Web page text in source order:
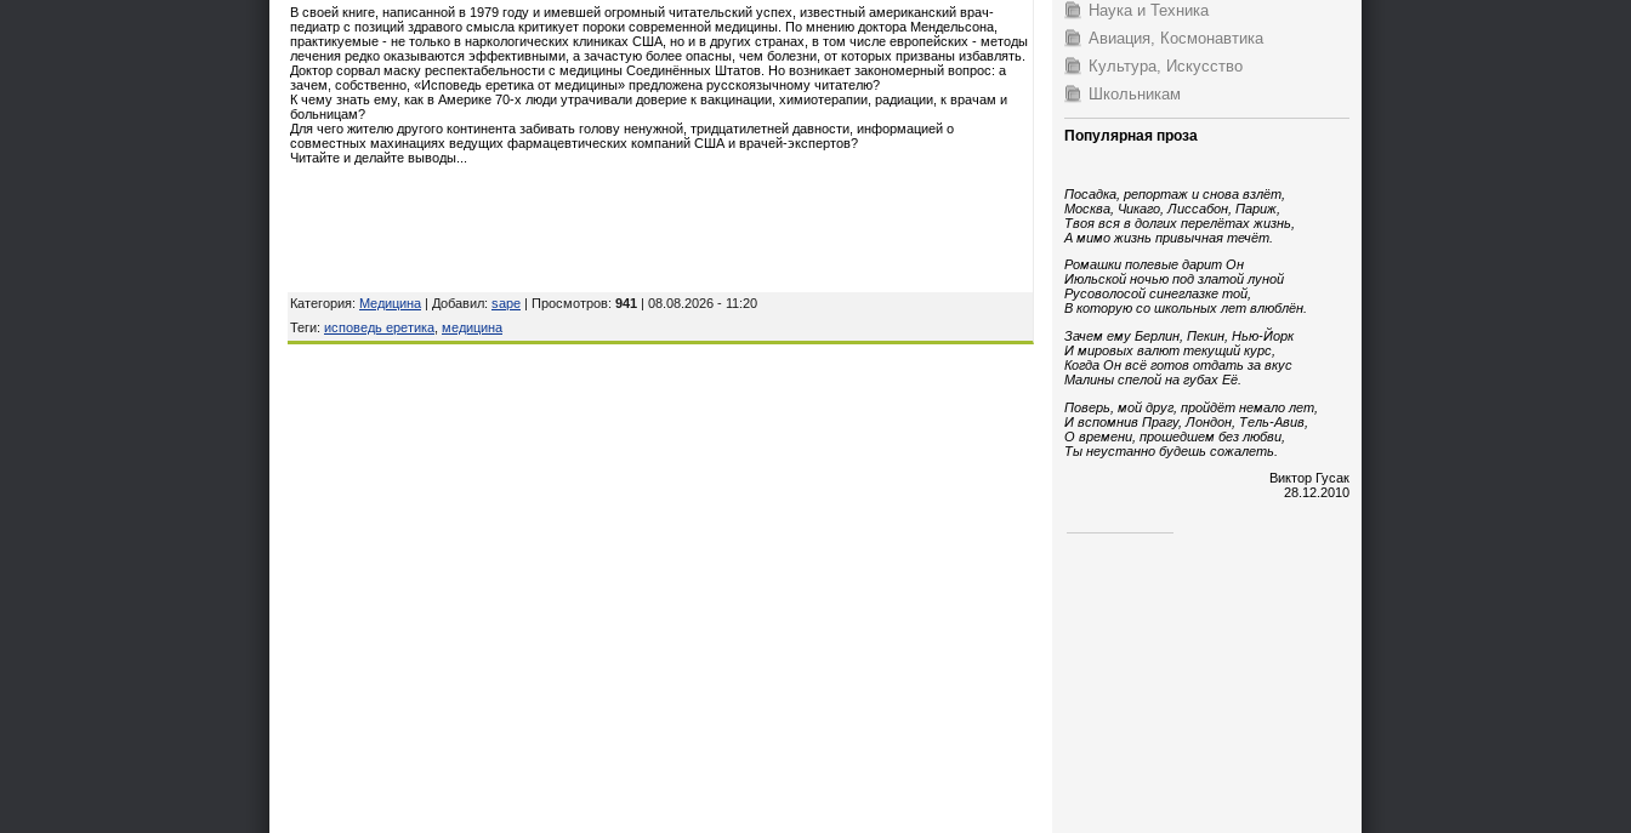
В своей книге, написанной в 1979 году и имевшей огромный читательский успех, известный американский врач-
педиатр с позиций здравого смысла критикует пороки современной медицины. По мнению доктора Мендельсона,
практикуемые - не только в наркологических клиниках США, но и в других странах, в том числе европейских - методы
лечения редко оказываются эффективными, а зачастую более опасны, чем болезни, от которых призваны избавлять.
Доктор сорвал маску респектабельности с медицины Соединённых Штатов. Но возникает закономерный вопрос: а
зачем, собственно, «Исповедь еретика от медицины» предложена русскоязычному читателю?
К чему знать ему, как в Америке 70-х люди утрачивали доверие к вакцинации, химиотерапии, радиации, к врачам и
больницам?
Для чего жителю другого континента забивать голову ненужной, тридцатилетней давности, информацией о
совместных махинациях ведущих фармацевтических компаний США и врачей-экспертов?
Читайте и делайте выводы...
Категория: Медицина | Добавил: sape | Просмотров: 941 | 08.08.2026 - 11:20
Теги: исповедь еретика медицина
Наука и Техника
Авиация, Космонавтика
Культура, Искусство
Школьникам
Популярная проза
Посадка, репортаж и снова взлёт,
Москва, Чикаго, Лиссабон, Париж,
Твоя вся в долгих перелётах жизнь,
А мимо жизнь привычная течёт.
Ромашки полевые дарит Он
Июльской ночью под златой луной
Русоволосой синеглазке той,
В которую со школьных лет влюблён.
Зачем ему Берлин, Пекин, Нью-Йорк
И мировых валют текущий курс,
Когда Он всё готов отдать за вкус
Малины спелой на губах Её.
Поверь, мой друг, пройдёт немало лет,
И вспомнив Прагу, Лондон, Тель-Авив,
О времени, прошедшем без любви,
Ты неустанно будешь сожалеть.
Виктор Гусак
28.12.2010